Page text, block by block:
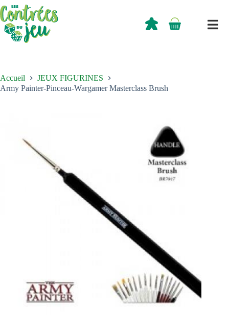
Passer
au
contenu
Panier
0,00
Accueil
JEUX FIGURINES
Army Painter-Pinceau-Wargamer Masterclass Brush